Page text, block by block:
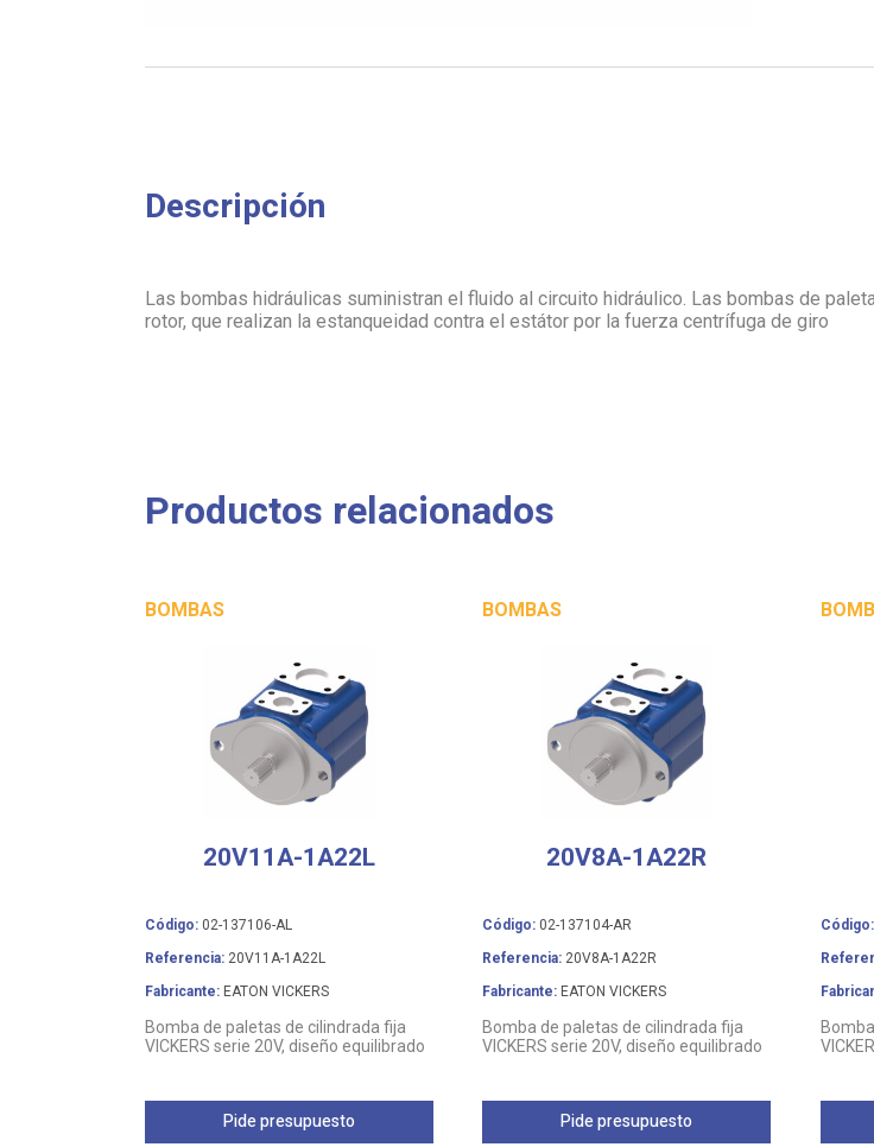
Descripción
Las bombas hidráulicas suministran el fluido al circuito hidráulico. Las bombas de
rotor, que realizan la estanqueidad contra el estátor por la fuerza centrífuga de giro
Productos relacionados
BOMBAS
20V11A-1A22L
Código: 02-137106-AL
Referencia: 20V11A-1A22L
Fabricante: EATON VICKERS
Bomba de paletas de cilindrada fija
VICKERS serie 20V, diseño equilibrado
Pide presupuesto
BOMBAS
20V8A-1A22R
Código: 02-137104-AR
Referencia: 20V8A-1A22R
Fabricante: EATON VICKERS
Bomba de paletas de cilindrada fija
VICKERS serie 20V, diseño equilibrado
Pide presupuesto
Código: